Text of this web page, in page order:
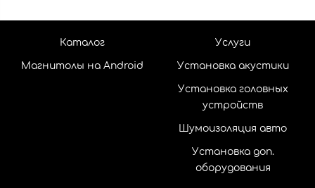
Каталог
Магнитолы на Android
Услуги
Установка акустики
Установка головных
устройств
Шумоизоляция авто
Установка доп.
оборудования